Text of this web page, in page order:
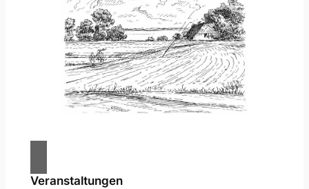
Veranstaltungen